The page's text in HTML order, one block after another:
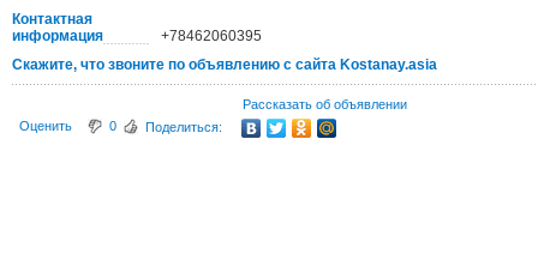
Контактная
информация
+78462060395
Скажите, что звоните по объявлению с сайта Kostanay.asia
Рассказать об объявлении
Оценить
0 Поделиться: